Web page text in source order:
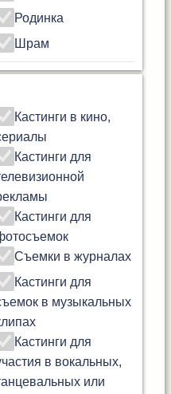
Родинка
Шрам
Кастинги в кино,
Кастинги для
Кастинги для
Съемки в журналах
Кастинги для
в музыкальных
Кастинги для
в вокальных,
или